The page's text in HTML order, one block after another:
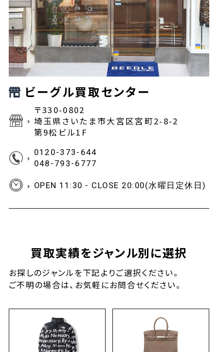
ビーグル買取センター
〒330-0802
埼玉県さいたま市大宮区宮町2-8-2
第9松ビル1F
0120-373-644
048-793-6777
OPEN 11:30 - CLOSE 20:00(水曜日定休日)
買取実績をジャンル別に選択
お探しのジャンルを下記よりご選択ください。
ご不明の場合は、お気軽にお問合せください。